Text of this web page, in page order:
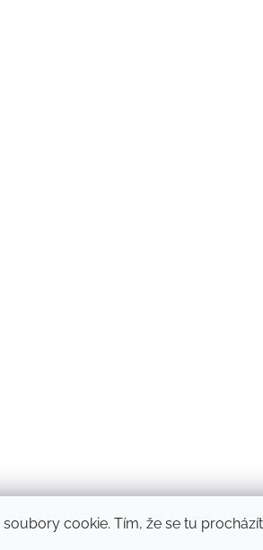
cookie. Tím, že se tu